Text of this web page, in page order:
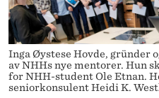
T
U
D
E
M
E
N
Y
T
E
D
E
T
Om Bulletin
Inga Øystese Hovde, gründer
av NHHs nye mentorer. Hun
for NHH-student Ole Etnan.
seniorkonsulent Heidi K.